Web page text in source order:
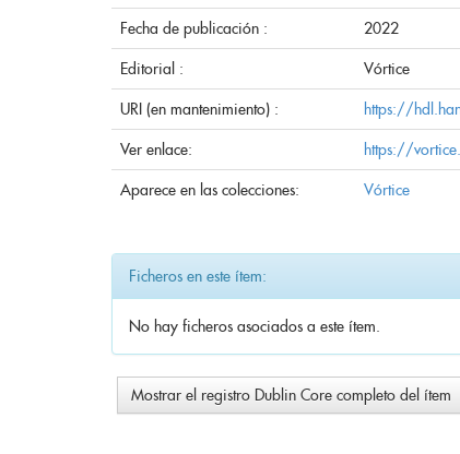
Fecha de publicación : 2022
Editorial : Vórtice
URI (en mantenimiento) : https://
Ver enlace: https://
Aparece en las colecciones: Vórtice
Ficheros en este ítem:
No hay ficheros asociados a este ítem.
Mostrar el registro Dublin Core completo del ítem